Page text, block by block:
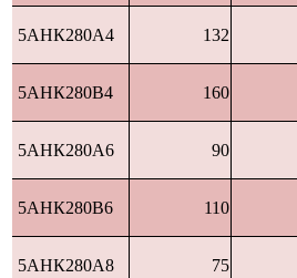
5АНК280А4 132
5АНК280В4 160
5АНК280А6 90
5АНК280В6 110
5АНК280А8 75